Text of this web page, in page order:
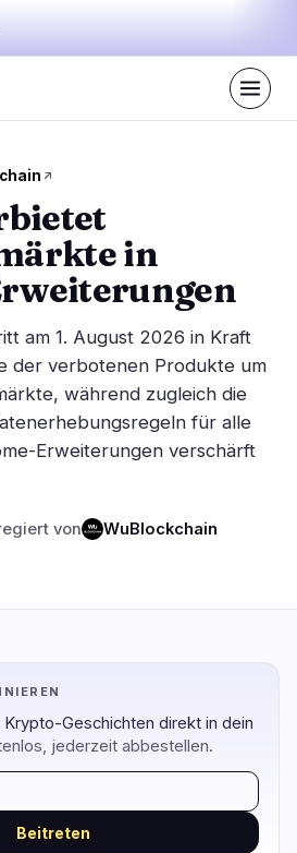
30
0
Märkte
Marktanalyse
ETFs 2
Makro 4
Stablecoins 1
0
Betrügereien 0
Warnungen
in
am 1. August 2026 in Kraft
der verbotenen Produkte um
während zugleich die
für alle
Erweiterungen verschärft
von WuBlockchain
Geschichten direkt in dein
jederzeit abbestellen.
Beitreten